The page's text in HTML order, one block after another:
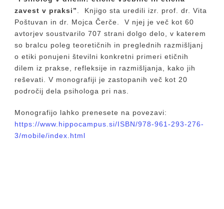
zavest v praksi”
. Knjigo sta uredili izr. prof. dr. Vita
Poštuvan in dr. Mojca Čerče. V njej je več kot 60
avtorjev soustvarilo 707 strani dolgo delo, v katerem
so bralcu poleg teoretičnih in preglednih razmišljanj
o etiki ponujeni številni konkretni primeri etičnih
dilem iz prakse, refleksije in razmišljanja, kako jih
reševati. V monografiji je zastopanih več kot 20
področij dela psihologa pri nas.
Monografijo lahko prenesete na povezavi:
https://www.hippocampus.si/ISBN/978-961-293-276-
3/mobile/index.html